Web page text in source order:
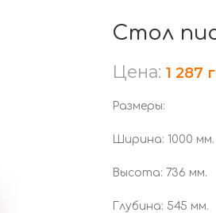
Стол
Цена: 1 287
Размеры:
Ширина: 1000 мм.
Высота: 736 мм.
Глубина: 545 мм.